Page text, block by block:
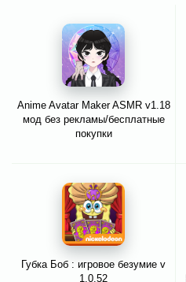
Anime Avatar Maker ASMR v1.18
мод без рекламы/бесплатные
покупки
Губка Боб : игровое безумие v
1.0.52